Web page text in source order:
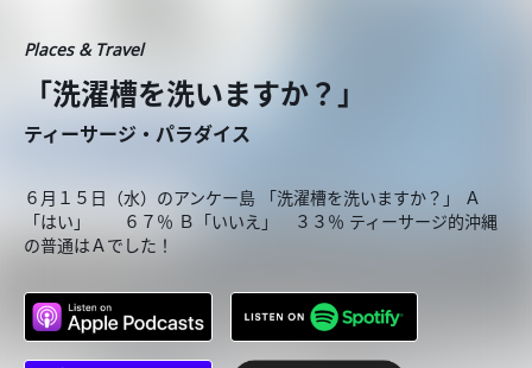
Places & Travel
「洗濯槽を洗いますか？」
ティーサージ・パラダイス
６月１５日（水）のアンケー島 「洗濯槽を洗いますか？」 Ａ
「はい」 ６７％ Ｂ「いいえ」 ３３％ ティーサージ的沖縄
の普通はＡでした！